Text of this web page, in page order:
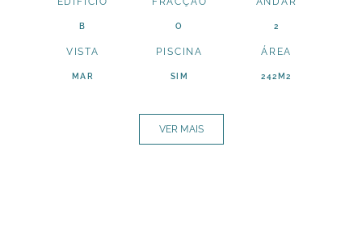
B O 2
VISTA
MAR
PISCINA
SIM
ÁREA
242M2
VER MAIS